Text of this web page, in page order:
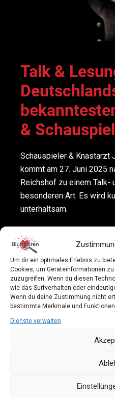
Um dir ein optimales Erlebnis zu
Cookies, um Geräteinformationen
zuzugreifen. Wenn du diesen
wie das Surfverhalten oder
Wenn du deine Zustimmung nicht
bestimmte Merkmale und
Dienste verwalten
Talk &
&
Schauspieler & Knastarzt
kommt am 27. Juni 2025
Reichshof zu einem Talk-
besonderen Art. Es wird
unterhaltsam.
aus dem Kölner Tatort als
Joseph Roth. Die
aus dem Knast. Denn in
Jahre lang Anstaltsarzt.
Erlebnisse aus dieser
am 27. Juni 2025 in
„Gangsterblues“ und